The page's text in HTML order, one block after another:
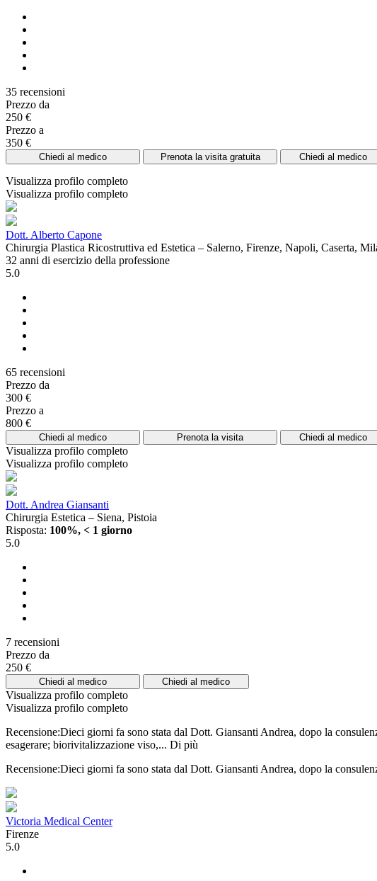
35 recensioni
Prezzo da
250 €
Prezzo a
350 €
Chiedi al medico Prenota la visita gratuita Chiedi al medico
Visualizza profilo completo
Visualizza profilo completo
Dott. Alberto Capone
Chirurgia Plastica Ricostruttiva ed Estetica – Salerno, Firenze, Napoli, Caserta,
32 anni di esercizio della professione
5.0
65 recensioni
Prezzo da
300 €
Prezzo a
800 €
Chiedi al medico Prenota la visita Chiedi al medico
Visualizza profilo completo
Visualizza profilo completo
Dott. Andrea Giansanti
Chirurgia Estetica – Siena, Pistoia
Risposta: 100%, < 1 giorno
5.0
7 recensioni
Prezzo da
250 €
Chiedi al medico Chiedi al medico
Visualizza profilo completo
Visualizza profilo completo
Recensione:Dieci giorni fa sono stata dal Dott. Giansanti Andrea, dopo la
esagerare; biorivitalizzazione viso,... Di più
Recensione:Dieci giorni fa sono stata dal Dott. Giansanti Andrea, dopo la
Victoria Medical Center
Firenze
5.0